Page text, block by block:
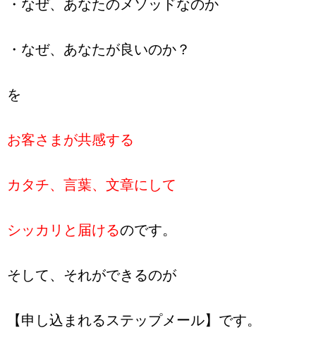
・なぜ、あなたのメソッドなのか
・なぜ、あなたが良いのか？
を
お客さまが共感する
カタチ、言葉、文章にして
シッカリと届けるのです。
そして、それができるのが
【申し込まれるステップメール】です。